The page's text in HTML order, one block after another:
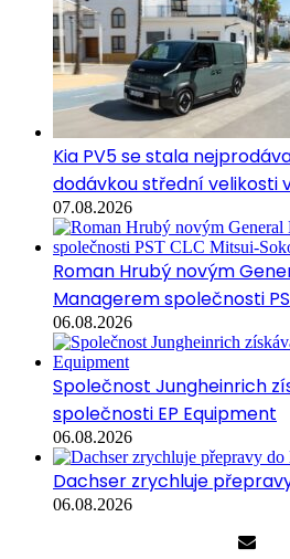
Kia PV5 se stala
dodávkou střední velikosti
07.08.2026
Roman Hrubý novým
Managerem společnosti
06.08.2026
Společnost Jungheinrich
společnosti EP Equipment
06.08.2026
Dachser zrychluje
06.08.2026